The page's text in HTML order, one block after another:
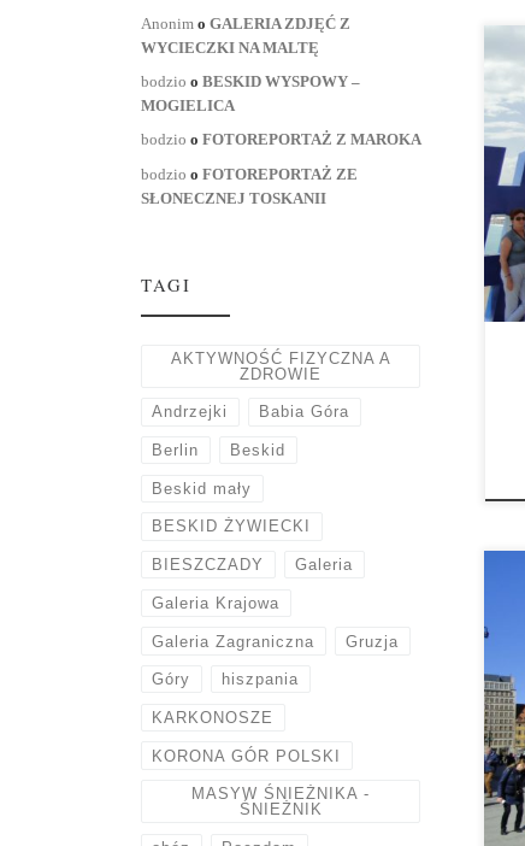
Anonim o GALERIA ZDJĘĆ Z
WYCIECZKI NA MALTĘ
bodzio o BESKID WYSPOWY –
MOGIELICA
bodzio o FOTOREPORTAŻ Z MAROKA
bodzio o FOTOREPORTAŻ ZE
SŁONECZNEJ TOSKANII
TAGI
AKTYWNOŚĆ FIZYCZNA A
ZDROWIE
Andrzejki Babia Góra
Berlin Beskid
Beskid mały
BESKID ŻYWIECKI
BIESZCZADY Galeria
Galeria Krajowa
Galeria Zagraniczna Gruzja
Góry hiszpania
KARKONOSZE
KORONA GÓR POLSKI
MASYW ŚNIEŻNIKA -
ŚNIEŻNIK